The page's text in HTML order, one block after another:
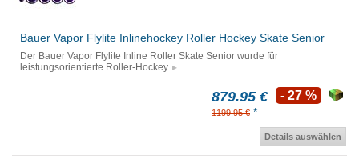
Bauer Vapor Flylite Inlinehockey Roller Hockey Skate Senior
Der Bauer Vapor Flylite Inline Roller Skate Senior wurde für
leistungsorientierte Roller-Hockey.
879.95 €
1199.95 € *
- 27 %
Details auswählen